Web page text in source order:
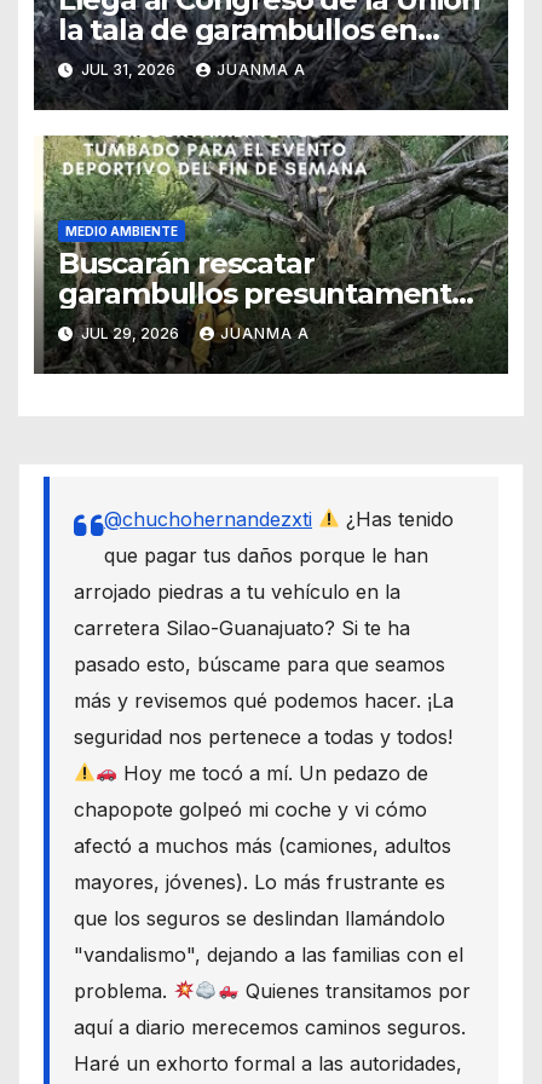
la tala de garambullos en
Guanajuato capital
JUL 31, 2026 JUANMA A
MEDIO AMBIENTE
Buscarán rescatar
garambullos presuntamente
talados por carrera atlética en
la capital
JUL 29, 2026 JUANMA A
@chuchohernandezxti
¿Has tenido
que pagar tus daños porque le han
arrojado piedras a tu vehículo en la
carretera Silao-Guanajuato? Si te ha
pasado esto, búscame para que seamos
más y revisemos qué podemos hacer. ¡La
seguridad nos pertenece a todas y todos!
Hoy me tocó a mí. Un pedazo de
chapopote golpeó mi coche y vi cómo
afectó a muchos más (camiones, adultos
mayores, jóvenes). Lo más frustrante es
que los seguros se deslindan llamándolo
"vandalismo", dejando a las familias con el
problema.
Quienes transitamos por
aquí a diario merecemos caminos seguros.
Haré un exhorto formal a las autoridades,